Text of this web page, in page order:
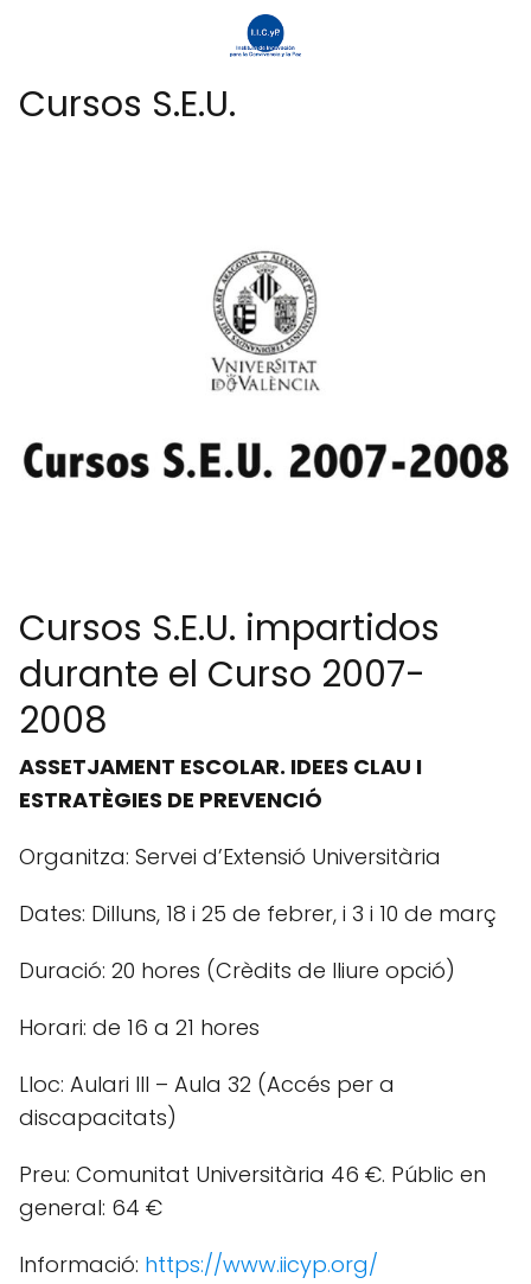
Cursos S.E.U.
Cursos S.E.U. impartidos
durante el Curso 2007-
2008
ASSETJAMENT ESCOLAR. IDEES CLAU I
ESTRATÈGIES DE PREVENCIÓ
Organitza: Servei d’Extensió Universitària
Dates: Dilluns, 18 i 25 de febrer, i 3 i 10 de març
Duració: 20 hores (Crèdits de lliure opció)
Horari: de 16 a 21 hores
Lloc: Aulari III – Aula 32 (Accés per a
discapacitats)
Preu: Comunitat Universitària 46 €. Públic en
general: 64 €
Informació: https://www.iicyp.org/